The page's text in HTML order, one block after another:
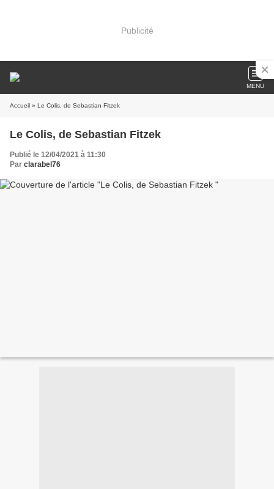
Publicité
MENU
Accueil » Le Colis, de Sebastian Fitzek
Le Colis, de Sebastian Fitzek
Publié le 12/04/2021 à 11:30
Par clarabel76